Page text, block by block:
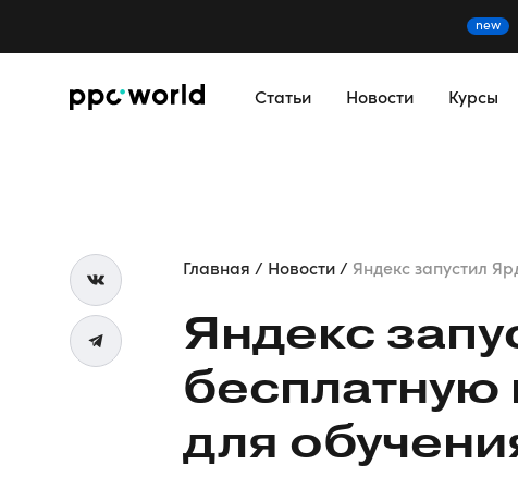
new
Статьи Новости Курсы
Главная Новости Яндекс запустил
Яндекс
для